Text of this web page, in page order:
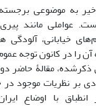
به موضوعی
عواملی مانند
خیابانی،
را در کانون توجه
ذکرشده، مقالۀ
بر نظریات موجود
با اوضاع